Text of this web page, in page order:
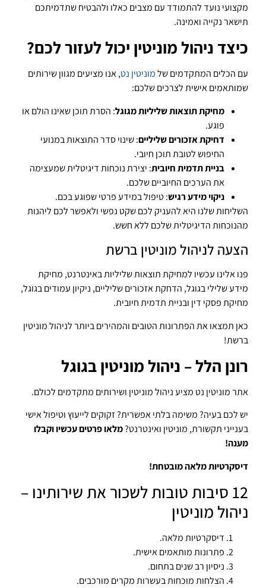
מקצועי נועד להתמודד עם מצבים כאלו ולהבטיח שתדמיתכם
תישאר נקייה ואמינה.
כיצד ניהול מוניטין יכול לעזור לכם?
עם הכלים המתקדמים שלמוניטין נט, אנו מציעים מגוון שירותים
שמותאמים אישית לצרכים שלכם:
מחיקת תוצאות שליליות מגוגל: הסרת תוכן שאינו הולם או
פוגע.
דחיקת אזכורים שליליים: שינוי סדר התוצאות במנועי
החיפוש לטובת תוכן חיובי.
בניית תדמית חיובית: יצירת נוכחות דיגיטלית שמעצימה
את הערכים החיוביים שלכם.
ניקוי מידע רגיש: טיפול במידע פרטי שפוגע בכם.
השליחות שלנו היא להעניק לכם שקט נפשי ולאפשר לכם ליהנות
מהנוכחות הדיגיטלית שלכם ללא חשש.
הצעה לניהול מוניטין ברשת
פנו אלינו עכשיו למחיקת תוצאות שליליות באינטרנט, מחיקת
מידע שלילי בגוגל, הדחקת אזכורים שליליים, ניקיון עמודים בגוגל,
מחיקת פסקי דין ובניית תדמית חיובית.
כאן תמצאו את הפתרונות הטובים והמהירים ביותר לניהול מוניטין
ברשת!
רונן הלל – ניהול מוניטין בגוגל
אתר מוניטין נט מציע ניהול מוניטין ושירותים מתקדמים לכולם.
יש לכם בעיה? משימה בלתי אפשרית? זקוקים לייעוץ וטיפול אישי
בענייני תקשורת, מוניטין ואינטרנט?מלאו פרטים עכשיו וקבלו
מענה!
דיסקרטיות מלאה מובטחת!
12 סיבות טובות לשכור את שירותינו –
ניהול מוניטין
דיסקרטיות מלאה.
פתרונות מותאמים אישית.
ניסיון רב שנים בתחום.
הצלחות מוכחות בעשרות מקרים מורכבים.